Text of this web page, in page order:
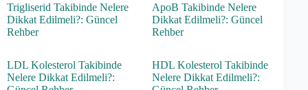
Trigliserid Takibinde Nelere
Dikkat Edilmeli?: Güncel
Rehber
ApoB Takibinde Nelere
Dikkat Edilmeli?: Güncel
Rehber
LDL Kolesterol Takibinde
Nelere Dikkat Edilmeli?:
HDL Kolesterol Takibinde
Nelere Dikkat Edilmeli?: